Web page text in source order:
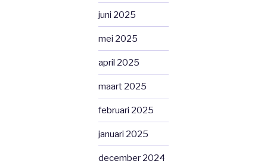
juni 2025
mei 2025
april 2025
maart 2025
februari 2025
januari 2025
december 2024